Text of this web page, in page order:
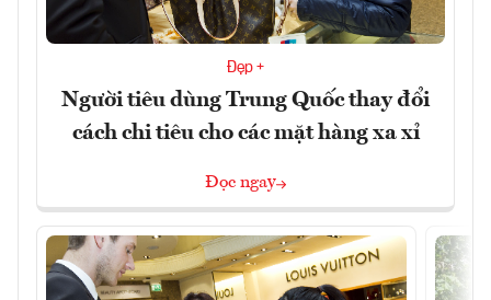
Đẹp +
Người tiêu dùng Trung Quốc thay đổi
cách chi tiêu cho các mặt hàng xa xỉ
Đọc ngay